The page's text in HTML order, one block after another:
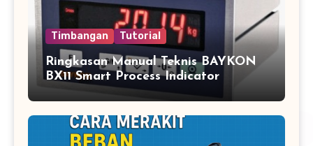
Timbangan Tutorial
Ringkasan Manual Teknis BAYKON
BX11 Smart Process Indicator